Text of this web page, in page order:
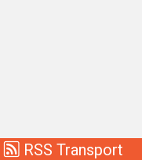
RSS Transport